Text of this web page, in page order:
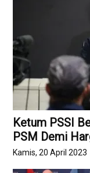
Ketum PSSI
PSM Demi
Kamis, 20 April 2023